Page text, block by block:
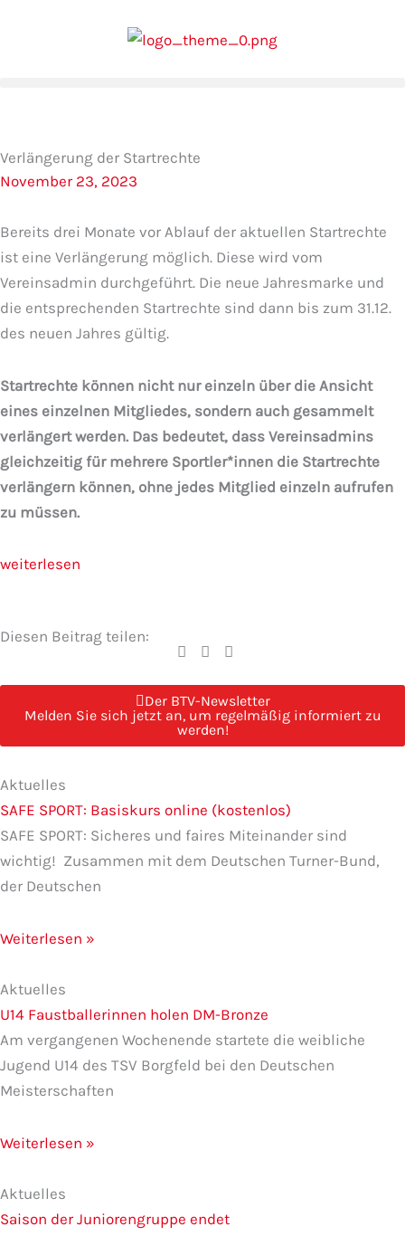
Verlängerung der Startrechte
November 23, 2023
Bereits drei Monate vor Ablauf der aktuellen Startrechte
ist eine Verlängerung möglich. Diese wird vom
Vereinsadmin durchgeführt. Die neue Jahresmarke und
die entsprechenden Startrechte sind dann bis zum 31.12.
des neuen Jahres gültig.
Startrechte können nicht nur einzeln über die Ansicht
eines einzelnen Mitgliedes, sondern auch gesammelt
verlängert werden. Das bedeutet, dass Vereinsadmins
gleichzeitig für mehrere Sportler*innen die Startrechte
verlängern können, ohne jedes Mitglied einzeln aufrufen
zu müssen.
weiterlesen
Diesen Beitrag teilen:
Der BTV-Newsletter
Melden Sie sich jetzt an, um regelmäßig informiert zu
werden!
Aktuelles
SAFE SPORT: Basiskurs online (kostenlos)
SAFE SPORT: Sicheres und faires Miteinander sind
wichtig! Zusammen mit dem Deutschen Turner-Bund,
der Deutschen
Weiterlesen »
Aktuelles
U14 Faustballerinnen holen DM-Bronze
Am vergangenen Wochenende startete die weibliche
Jugend U14 des TSV Borgfeld bei den Deutschen
Meisterschaften
Weiterlesen »
Aktuelles
Saison der Juniorengruppe endet